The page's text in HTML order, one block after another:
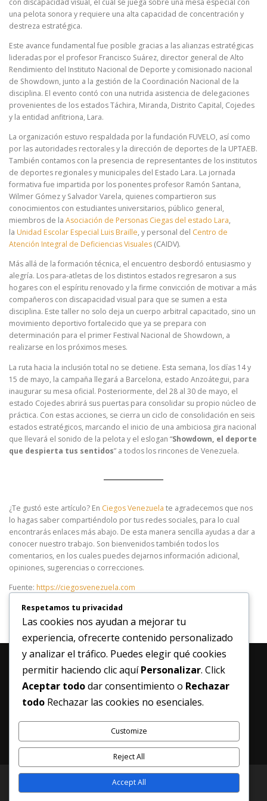
con discapacidad visual, el cual se juega sobre una mesa especial con
una pelota sonora y requiere una alta capacidad de concentración y
destreza estratégica.
Este avance fundamental fue posible gracias a las alianzas estratégicas
lideradas por el profesor Francisco Suárez, director general de Alto
Rendimiento del Instituto Nacional de Deporte y comisionado nacional
de Showdown, junto a la gestión de la Coordinación Nacional de la
disciplina. El evento contó con una nutrida asistencia de delegaciones
provenientes de los estados Táchira, Miranda, Distrito Capital, Cojedes
y la entidad anfitriona, Lara.
La organización estuvo respaldada por la fundación FUVELO, así como
por las autoridades rectorales y la dirección de deportes de la UPTAEB.
También contamos con la presencia de representantes de los institutos
de deportes regionales y municipales del Estado Lara. La jornada
formativa fue impartida por los ponentes profesor Ramón Santana,
Wilmer Gómez y Salvador Varela, quienes compartieron sus
conocimientos con estudiantes universitarios, público general,
miembros de la Asociación de Personas Ciegas del estado Lara,
la Unidad Escolar Especial Luis Braille, y personal del Centro de
Atención Integral de Deficiencias Visuales (CAIDV).
Más allá de la formación técnica, el encuentro desbordó entusiasmo y
alegría. Los para-atletas de los distintos estados regresaron a sus
hogares con el espíritu renovado y la firme convicción de motivar a más
compañeros con discapacidad visual para que se sumen a esta
disciplina. Este taller no solo deja un cuerpo arbitral capacitado, sino un
movimiento deportivo fortalecido que ya se prepara con
determinación para el primer Festival Nacional de Showdown, a
realizarse en los próximos meses.
La ruta hacia la inclusión total no se detiene. Esta semana, los días 14 y
15 de mayo, la campaña llegará a Barcelona, estado Anzoátegui, para
inaugurar su mesa oficial. Posteriormente, del 28 al 30 de mayo, el
estado Cojedes abrirá sus puertas para consolidar su propio núcleo de
práctica. Con estas acciones, se cierra un ciclo de consolidación en seis
estados estratégicos, marcando el inicio de una ambiciosa gira nacional
que llevará el sonido de la pelota y el eslogan “Showdown, el deporte
que despierta tus sentidos” a todos los rincones de Venezuela.
¿Te gustó este artículo? En Ciegos Venezuela te agradecemos que nos
lo hagas saber compartiéndolo por tus redes sociales, para lo cual
encontrarás enlaces más abajo. De esta manera sencilla ayudas a dar a
conocer nuestro trabajo. Son bienvenidos también todos los
comentarios, en los cuales puedes dejarnos información adicional,
opiniones, sugerencias o correcciones.
Fuente: https://ciegosvenezuela.com
MANTENTE ACTUALIZADO
Copyright © 2026 ShowDown Venezuela - Vemos desde el
Respetamos tu privacidad
Las cookies nos ayudan a mejorar tu
experiencia, ofrecerte contenido personalizado
y analizar el tráfico. Puedes elegir qué cookies
permitir haciendo clic aquíPersonalizar. Click
Aceptar tododar consentimiento o Rechazar
todo Rechazar las cookies no esenciales.
Customize
Reject All
Accept All